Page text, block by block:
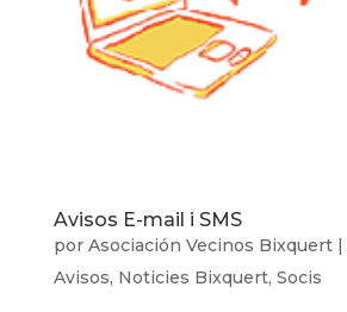
Avisos E-mail i SMS
por Asociación Vecinos Bixquert|
Avisos, Noticies Bixquert, Socis